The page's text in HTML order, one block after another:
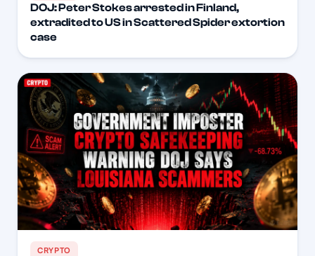
DOJ: Peter Stokes arrested in Finland,
extradited to US in Scattered Spider extortion
case
CRYPTO